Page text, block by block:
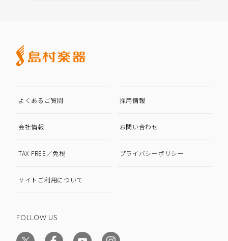
よくあるご質問 採用情報
会社情報 お問い合わせ
TAX FREE／免税 プライバシーポリシー
サイトご利用について
FOLLOW US